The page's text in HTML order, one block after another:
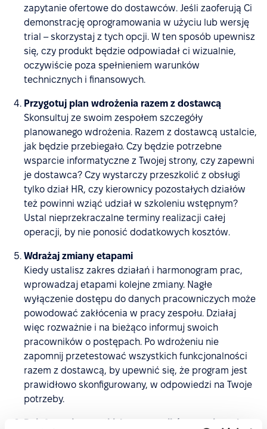
zapytanie ofertowe do dostawców. Jeśli zaoferują Ci
demonstrację oprogramowania w użyciu lub wersję
trial – skorzystaj z tych opcji. W ten sposób upewnisz
się, czy produkt będzie odpowiadał ci wizualnie,
oczywiście poza spełnieniem warunków
technicznych i finansowych.
Przygotuj plan wdrożenia razem z dostawcą
Skonsultuj ze swoim zespołem szczegóły
planowanego wdrożenia. Razem z dostawcą ustalcie,
jak będzie przebiegało. Czy będzie potrzebne
wsparcie informatyczne z Twojej strony, czy zapewni
je dostawca? Czy wystarczy przeszkolić z obsługi
tylko dział HR, czy kierownicy pozostałych działów
też powinni wziąć udział w szkoleniu wstępnym?
Ustal nieprzekraczalne terminy realizacji całej
operacji, by nie ponosić dodatkowych kosztów.
Wdrażaj zmiany etapami
Kiedy ustalisz zakres działań i harmonogram prac,
wprowadzaj etapami kolejne zmiany. Nagłe
wyłączenie dostępu do danych pracowniczych może
powodować zakłócenia w pracy zespołu. Działaj
więc rozważnie i na bieżąco informuj swoich
pracowników o postępach. Po wdrożeniu nie
zapomnij przetestować wszystkich funkcjonalności
razem z dostawcą, by upewnić się, że program jest
prawidłowo skonfigurowany, w odpowiedzi na Twoje
potrzeby.
Poinformuj wszystkich pracowników o zmianach